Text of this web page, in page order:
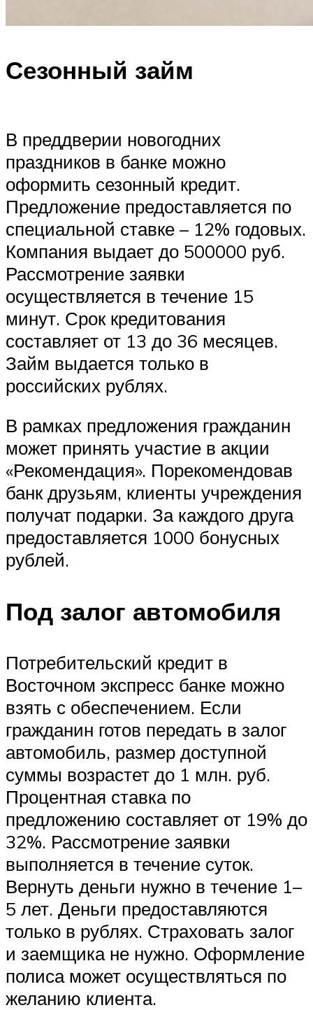
Сезонный займ
В преддверии новогодних
праздников в банке можно
оформить сезонный кредит.
Предложение предоставляется по
специальной ставке – 12% годовых.
Компания выдает до 500000 руб.
Рассмотрение заявки
осуществляется в течение 15
минут. Срок кредитования
составляет от 13 до 36 месяцев.
Займ выдается только в
российских рублях.
В рамках предложения гражданин
может принять участие в акции
«Рекомендация». Порекомендовав
банк друзьям, клиенты учреждения
получат подарки. За каждого друга
предоставляется 1000 бонусных
рублей.
Под залог автомобиля
Потребительский кредит в
Восточном экспресс банке можно
взять с обеспечением. Если
гражданин готов передать в залог
автомобиль, размер доступной
суммы возрастет до 1 млн. руб.
Процентная ставка по
предложению составляет от 19% до
32%. Рассмотрение заявки
выполняется в течение суток.
Вернуть деньги нужно в течение 1–
5 лет. Деньги предоставляются
только в рублях. Страховать залог
и заемщика не нужно. Оформление
полиса может осуществляться по
желанию клиента.